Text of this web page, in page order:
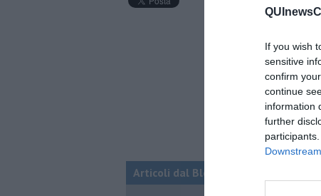
If you wish
sensitive
confirm
continue
information
further
Articoli dal Blog “STORIE VISPE MA